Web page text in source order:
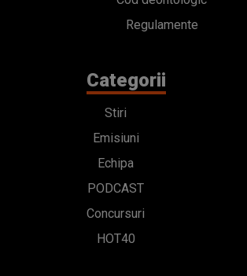
Regulamente
Categorii
Stiri
Emisiuni
Echipa
PODCAST
Concursuri
HOT40